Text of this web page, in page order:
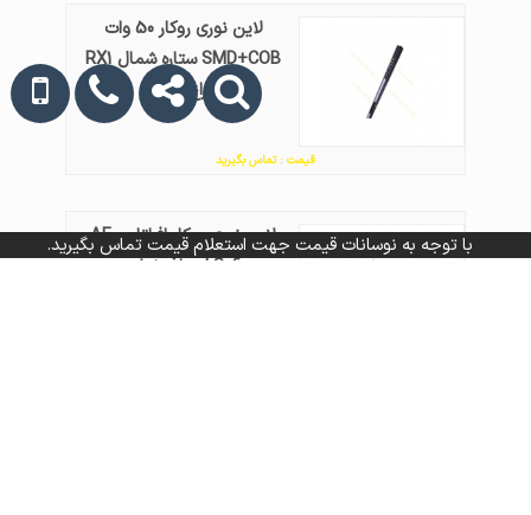
لاین نوری روکار 50 وات
SMD+COB ستاره شمال RX1
چراغ خطی
قیمت : تماس بگیرید
لاین نوری روکار افراتاب AF-
LS06 چراغ خطی
با توجه به نوسانات قیمت جهت استعلام قیمت تماس بگیرید.